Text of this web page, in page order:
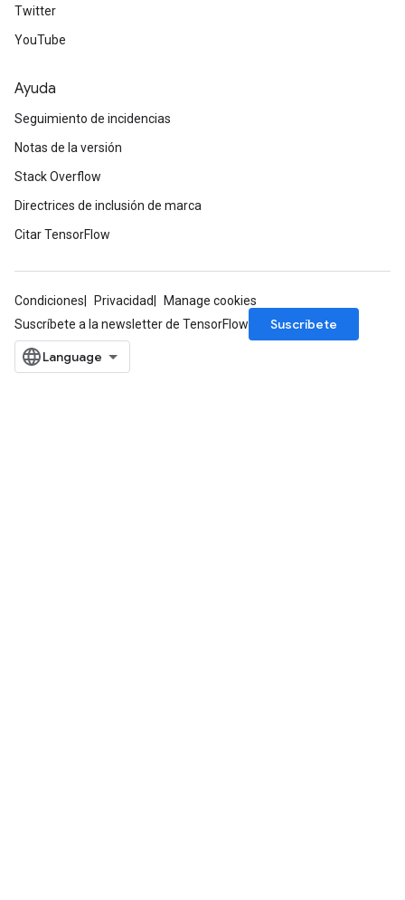
Twitter
YouTube
Ayuda
Seguimiento de incidencias
Notas de la versión
Stack Overflow
Directrices de inclusión de marca
Citar TensorFlow
Condiciones Privacidad
Manage cookies
Suscríbete a la newsletter de TensorFlow
Suscríbete